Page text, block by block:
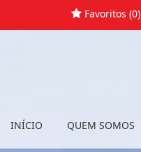
Favoritos (0)
INÍCIO QUEM SOMOS